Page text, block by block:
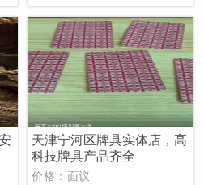
天津宁河区牌具实体店，高
科技牌具产品齐全
价格：面议